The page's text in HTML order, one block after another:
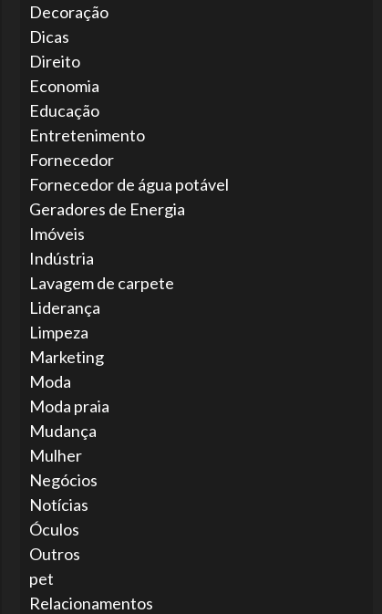
Decoração
Dicas
Direito
Economia
Educação
Entretenimento
Fornecedor
Fornecedor de água potável
Geradores de Energia
Imóveis
Indústria
Lavagem de carpete
Liderança
Limpeza
Marketing
Moda
Moda praia
Mudança
Mulher
Negócios
Notícias
Óculos
Outros
pet
Relacionamentos